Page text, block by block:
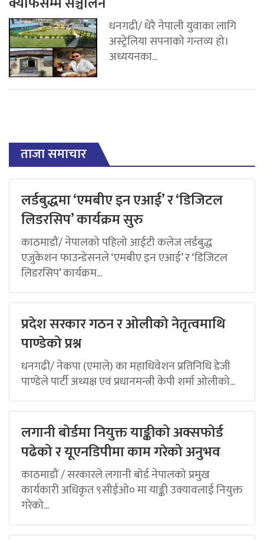
धनगढी/ धेरै नेपाली युवाका लागि
अस्ट्रेलिया सपनाको गन्तव्य हो।
अध्ययनका...
ताजा समाचार
लर्डबुद्धमा ‘एमबीए इन एआई’ र ‘डिजिटल
लिडरसिप’ कार्यक्रम सुरु
काठमाडौं/ नेपालको पहिलो आईटी कलेज लर्डबुद्ध
एजुकेशन फाउन्डेसनले ‘एमबीए इन एआई’ र ‘डिजिटल
लिडरसिप’ कार्यक्रम...
प्रदेश सरकार गठन र ओलीको नेतृत्वमाथि
पाण्डेको प्रश्न
धनगढी/ नेकपा (एमाले) का महाधिवेशन प्रतिनिधि डेजी
पाण्डेले पार्टी अध्यक्ष एवं प्रधानमन्त्री केपी शर्मा ओलीको...
लगानी बोर्डमा नियुक्त याङ्कीको अक्सफोर्ड
पढेको र यूएनडिपीमा काम गरेको अनुभव
काठमाडौं / सरकारले लगानी बोर्ड नेपालको प्रमुख
कार्यकारी अधिकृत ९सीईओ० मा याङ्की उक्यावलाई नियुक्त
गरेको...